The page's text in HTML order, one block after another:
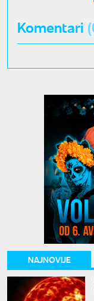
Komentari
NAJNOVIJE